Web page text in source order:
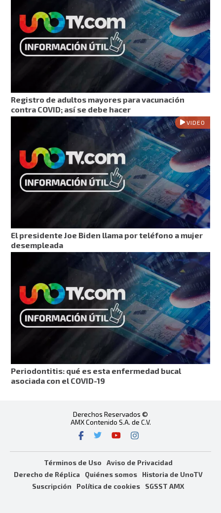
Registro de adultos mayores para vacunación
contra COVID; así se debe hacer
VIDEO
El presidente Joe Biden llama por teléfono a mujer
desempleada
Periodontitis: qué es esta enfermedad bucal
asociada con el COVID-19
Derechos Reservados ©
AMX Contenido S.A. de C.V.
Términos de Uso
Aviso de Privacidad
Derecho de Réplica
Quiénes somos
Historia de UnoTV
Suscripción
Política de cookies SGSST AMX